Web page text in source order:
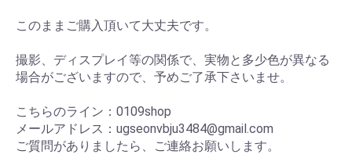
このままご購入頂いて大丈夫です。
撮影、ディスプレイ等の関係で、実物と多少色が異なる
場合がございますので、予めご了承下さいませ。
こちらのライン：0109shop
メールアドレス：ugseonvbju3484@gmail.com
ご質問がありましたら、ご連絡お願いします。